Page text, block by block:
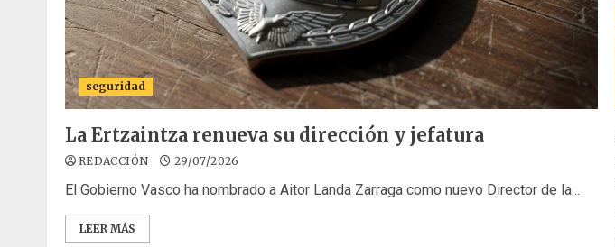
seguridad
La Ertzaintza renueva su dirección y jefatura
REDACCIÓN 29/07/2026
El Gobierno Vasco ha nombrado a Aitor Landa Zarraga como nuevo Director de la...
LEER MÁS